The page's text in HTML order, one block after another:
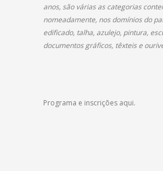
anos, são várias as categorias
nomeadamente, nos domínios do
edificado, talha, azulejo, pintura,
documentos gráficos, têxteis e
Programa e inscrições aqui.